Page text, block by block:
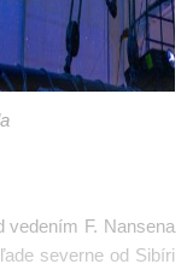
F. Nansena
severne od Sibíri